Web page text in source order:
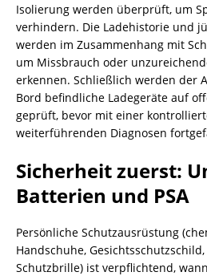
Isolierung werden überprüft, um
verhindern. Die Ladehistorie und
werden im Zusammenhang mit
um Missbrauch oder
erkennen. Schließlich werden der
Bord befindliche Ladegeräte auf
geprüft, bevor mit einer
weiterführenden Diagnosen
Sicherheit zuerst:
Batterien und PSA
Persönliche Schutzausrüstung
Handschuhe,
Schutzbrille) ist verpflichtend,